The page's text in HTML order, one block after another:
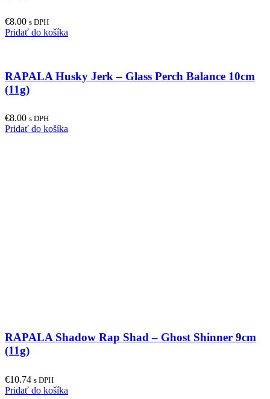
chosen
page
€8.00 s DPH
Pridať do košíka
RAPALA Husky Jerk – Glass Perch Balance 10cm
(11g)
€8.00 s DPH
Pridať do košíka
RAPALA Shadow Rap Shad – Ghost Shinner 9cm
(11g)
€10.74 s DPH
Pridať do košíka